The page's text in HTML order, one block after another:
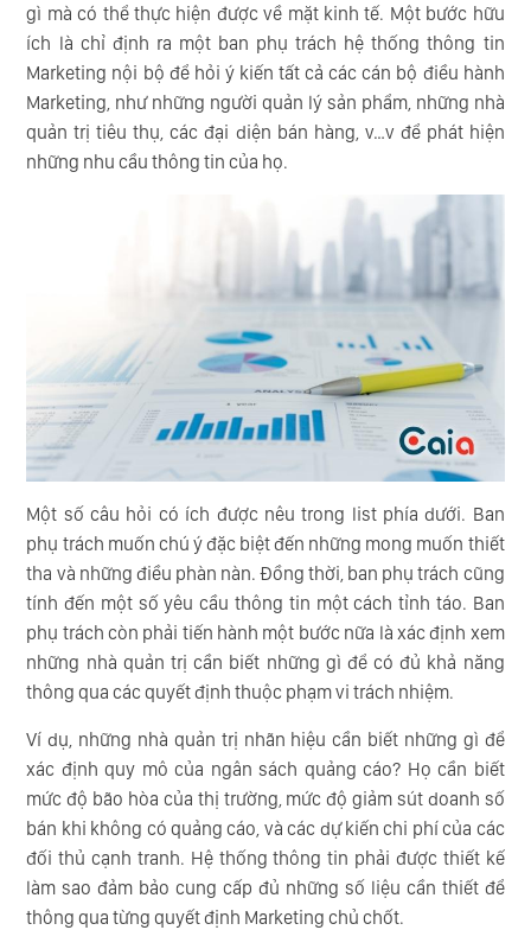
gì mà có thể thực hiện được về mặt kinh tế. Một bước hữu
ích là chỉ định ra một ban phụ trách hệ thống thông tin
Marketing nội bộ để hỏi ý kiến tất cả các cán bộ điều hành
Marketing, như những người quản lý sản phẩm, những nhà
quản trị tiêu thụ, các đại diện bán hàng, v…v để phát hiện
những nhu cầu thông tin của họ.
Một số câu hỏi có ích được nêu trong list phía dưới. Ban
phụ trách muốn chú ý đặc biệt đến những mong muốn thiết
tha và những điều phàn nàn. Đồng thời, ban phụ trách cũng
tính đến một số yêu cầu thông tin một cách tỉnh táo. Ban
phụ trách còn phải tiến hành một bước nữa là xác định xem
những nhà quản trị cần biết những gì để có đủ khả năng
thông qua các quyết định thuộc phạm vi trách nhiệm.
Ví dụ, những nhà quản trị nhãn hiệu cần biết những gì để
xác định quy mô của ngân sách quảng cáo? Họ cần biết
mức độ bão hòa của thị trường, mức độ giảm sút doanh số
bán khi không có quảng cáo, và các dự kiến chi phí của các
đối thủ cạnh tranh. Hệ thống thông tin phải được thiết kế
làm sao đảm bảo cung cấp đủ những số liệu cần thiết để
thông qua từng quyết định Marketing chủ chốt.